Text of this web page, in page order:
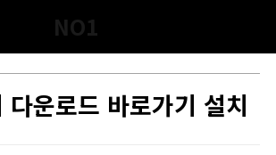
NO1
다운로드 바로가기 설치